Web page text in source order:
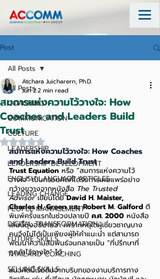
Post
All Posts
COACHING
COMMUNICATION
CULTURE
LEADERSHIP
LEADERSHIP DEVELOPMENT
ENGLISH LANGUAGE ARTICLES
LEADING CHANGE
PEOPLE MANAGEMENT
DIGITAL TRANSFORMATION
FUTURE SKILLS
THAILAND COACHING
SELLING SKILLS
All Posts
สมการแห่งความไว้วางใจ: How
Coaches and Leaders Build
Trust
Atchara Juicharern, Ph.D.
Jun 22 min read
Rated NaN out of 5 stars.
สมการแห่งความไว้วางใจ: How Coaches
and Leaders Build Trust
Trust Equation หรือ “สมการแห่งความไว้
วางใจ” เป็นกรอบคิดที่ได้รับการเผยแพร่อย่าง
กว้างขวางจากหนังสือ The Trusted
Advisor เขียนโดย David H. Maister,
Charles H. Green และ Robert M. Galford ตี
พิมพ์ครั้งแรกในช่วงปลายปี ค.ศ. 2000 หนังสือ
เล่มนี้มุ่งอธิบายว่า เพราะเหตุใดผู้เชี่ยวชาญบาง
คนจึงไม่ได้เป็นเพียงผู้ให้คำแนะนำ แต่สามารถ
พัฒนาความสัมพันธ์จนกลายเป็น “ที่ปรึกษาที่
ลูกค้าไว้วางใจ” ได้
แนวคิดนี้เริ่มต้นจากบริบทของงานบริการทาง